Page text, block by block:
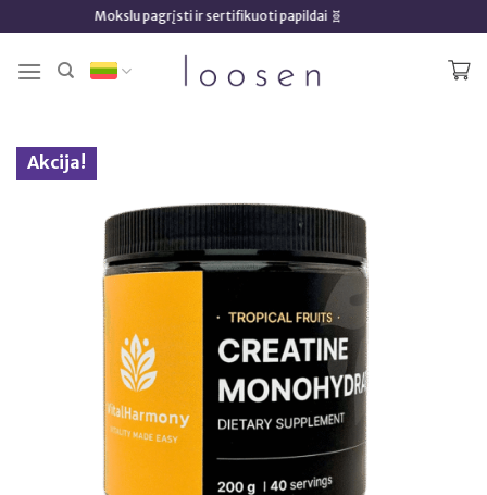
content
Mokslu pagrįsti ir sertifikuoti papildai 🧬
Akcija!